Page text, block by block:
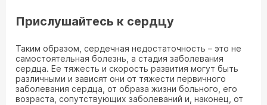
Прислушайтесь к сердцу
Таким образом, сердечная недостаточность – это не
самостоятельная болезнь, а стадия заболевания
сердца. Ее тяжесть и скорость развития могут быть
различными и зависят они от тяжести первичного
заболевания сердца, от образа жизни больного, его
возраста, сопутствующих заболеваний и, наконец, от